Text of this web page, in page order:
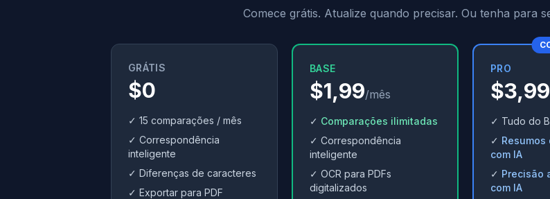
Comece grátis. Atualize quando precisar. Ou tenha para
GRÁTIS
$0
✓ 15 comparações / mês
✓ Correspondência
inteligente
✓ Diferenças de caracteres
✓ Exportar para PDF
BASE
$1,99/mês
✓ Comparações ilimitadas
✓ Correspondência
inteligente
✓ OCR para PDFs
digitalizados
PRO
$3,99
✓ Tudo do
✓
com IA
✓ Precisão
com IA